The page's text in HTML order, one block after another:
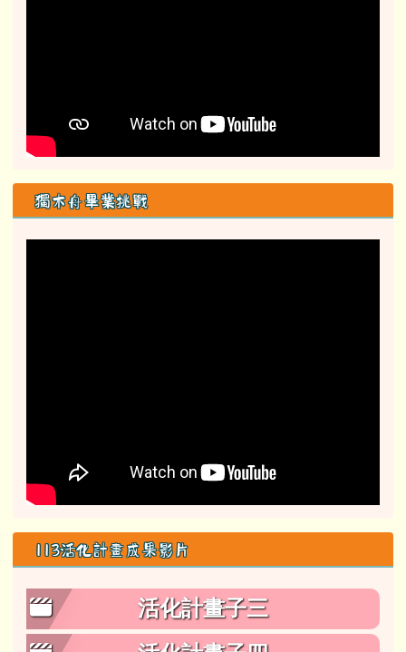
獨木舟畢業挑戰
113活化計畫成果影片
活化計畫子三
活化計畫子四